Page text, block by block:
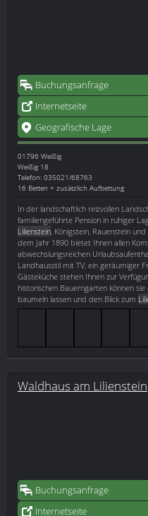
Buchungsanfrage
Internetseite
Geografische Lage
01796 Weißig
Weißig 18
Telefon: 035021/68763
16 Betten + zusätzlich Aufbettung
In der landschaftlich reizvollen
familiengeführte Pension in ruhiger
Lilienstein , Königstein, Rauenstein
dem Jahr 1890 bietet Ihnen allen
abwechslungsreichen
Landhausstil mit TV, ein geräumiger
Gästeküche stehen Ihnen zur
historischen Bauerngarten können
baumeln lassen und den Blick zum
Waldhaus am Lilienstein
Buchungsanfrage
Internetseite